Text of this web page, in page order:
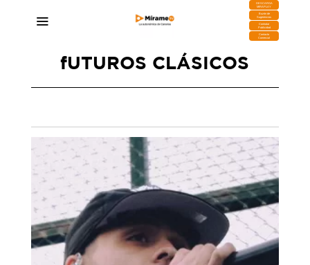
DESCARGA
MIRAPLAY
Buzón de
Sugerencias
Contratar
Publicidad
Contacto
Comercial
fUTUROS CLÁSICOS